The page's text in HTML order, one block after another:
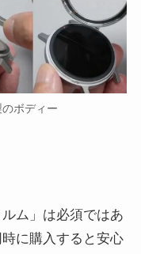
ボディー
ム」は必須ではあ
に購入すると安心